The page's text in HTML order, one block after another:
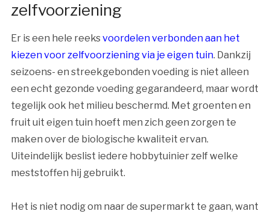
zelfvoorziening
Er is een hele reeksvoordelen verbonden aan het
kiezen voor zelfvoorziening via je eigen tuin. Dankzij
seizoens- en streekgebonden voeding is niet alleen
een echt gezonde voeding gegarandeerd, maar wordt
tegelijk ook het milieu beschermd. Met groenten en
fruit uit eigen tuin hoeft men zich geen zorgen te
maken over de biologische kwaliteit ervan.
Uiteindelijk beslist iedere hobbytuinier zelf welke
meststoffen hij gebruikt.
Het is niet nodig om naar de supermarkt te gaan, want